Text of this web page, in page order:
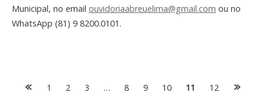
Municipal, no email ouvidoriaabreuelima@gmail.com ou no
WhatsApp (81) 9 8200.0101.
Posts1 2 3 … 8 9 10 11 12